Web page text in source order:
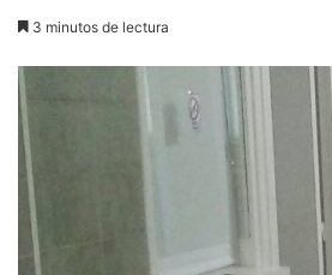
3 minutos de lectura